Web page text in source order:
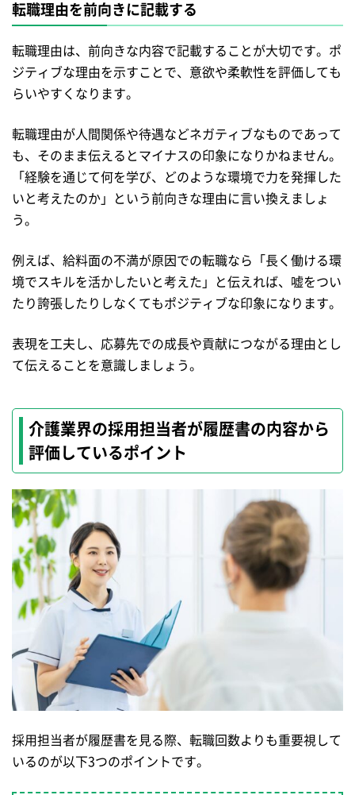
転職理由を前向きに記載する
転職理由は、前向きな内容で記載することが大切です。ポ
ジティブな理由を示すことで、意欲や柔軟性を評価しても
らいやすくなります。
転職理由が人間関係や待遇などネガティブなものであって
も、そのまま伝えるとマイナスの印象になりかねません。
「経験を通じて何を学び、どのような環境で力を発揮した
いと考えたのか」という前向きな理由に言い換えましょ
う。
例えば、給料面の不満が原因での転職なら「長く働ける環
境でスキルを活かしたいと考えた」と伝えれば、嘘をつい
たり誇張したりしなくてもポジティブな印象になります。
表現を工夫し、応募先での成長や貢献につながる理由とし
て伝えることを意識しましょう。
介護業界の採用担当者が履歴書の内容から
評価しているポイント
採用担当者が履歴書を見る際、転職回数よりも重要視して
いるのが以下3つのポイントです。